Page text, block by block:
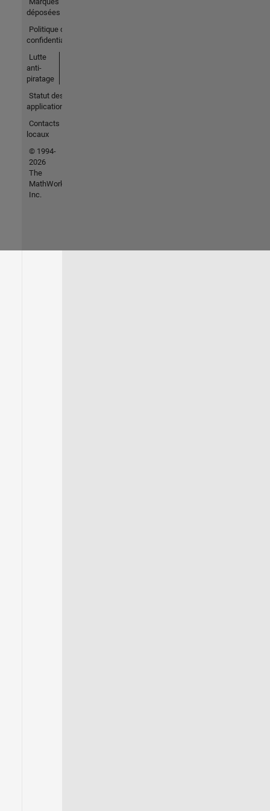
déposées
Politique de
confidentialité
Lutte
anti-
piratage
Statut des
applications
Contacts
locaux
© 1994-
2026
The
MathWorks,
Inc.